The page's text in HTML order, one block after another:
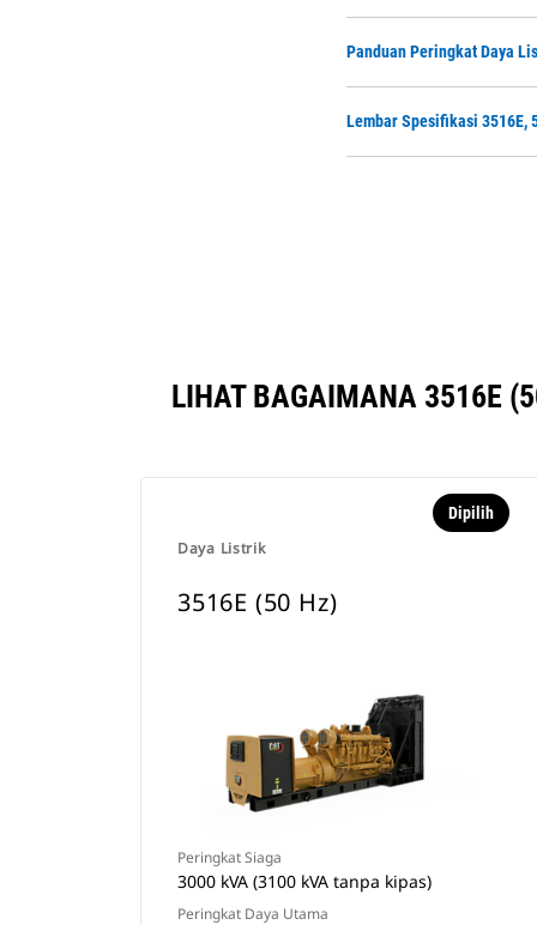
Panduan Peringkat Daya
Lembar Spesifikasi 3516E,
LIHAT BAGAIMANA 3516E
Daya Listrik
Dipilih
3516E (50 Hz)
Peringkat Siaga
3000 kVA (3100 kVA tanpa kipas)
Peringkat Daya Utama